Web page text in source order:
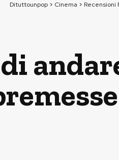
Dituttounpop> Cinema > Recensioni